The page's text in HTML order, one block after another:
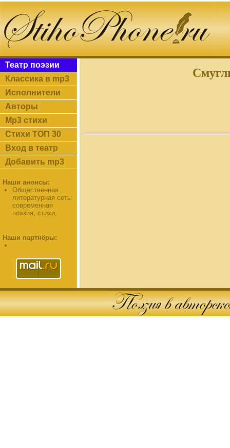
Театр поэзии
Классика в mp3
Исполнители
Авторы
Mp3 стихи
Стихи ТОП 30
Вход в театр
Добавить mp3
Наши анонсы:
Общественная
литературная сеть:
современная
поэзия, стихи,
Наши партнёры: